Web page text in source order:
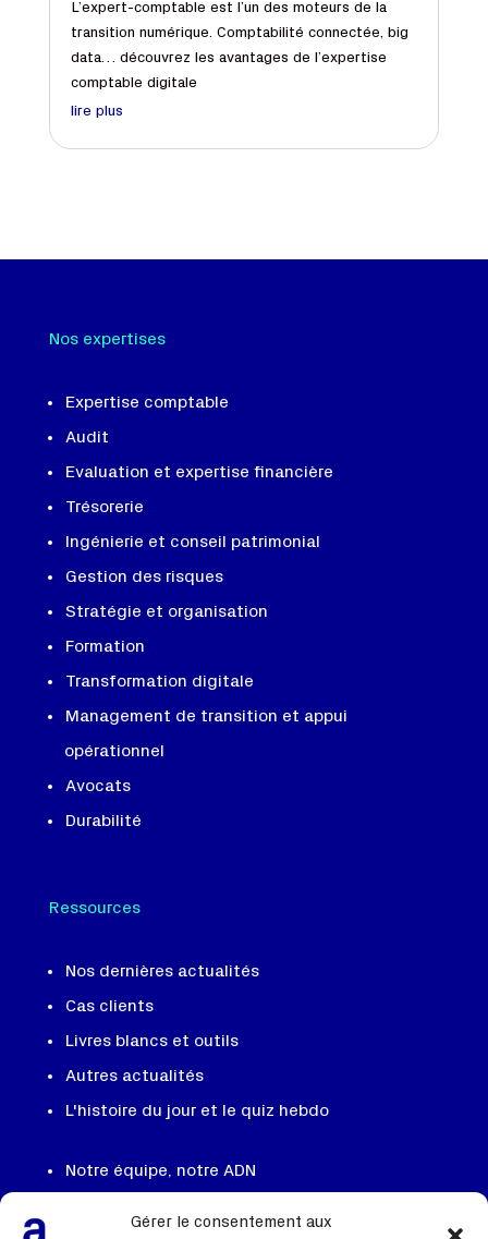
Gérer le consentement aux
L’expert-comptable est l’un des moteurs de la
transition numérique. Comptabilité connectée, big
data… découvrez les avantages de l’expertise
comptable digitale
lire plus
Nos expertises
Expertise comptable
Audit
Evaluation et expertise financière
Trésorerie
Ingénierie et conseil patrimonial
Gestion des risques
Stratégie et organisation
Formation
Transformation digitale
Management de transition et appui
opérationnel
Avocats
Durabilité
Ressources
Nos dernières actualités
Cas clients
Livres blancs et outils
Autres actualités
L'histoire du jour et le quiz hebdo
Notre équipe, notre ADN